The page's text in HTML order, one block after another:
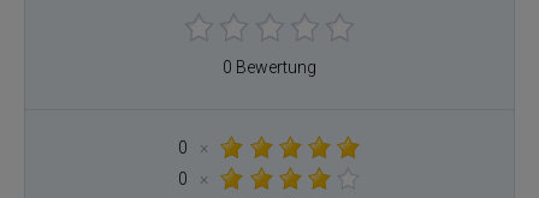
0 Bewertung
0
×
0
×